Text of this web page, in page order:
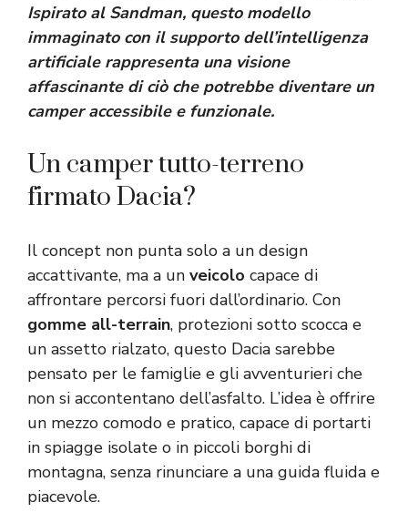
Ispirato al Sandman, questo modello
immaginato con il supporto dell’intelligenza
artificiale rappresenta una visione
affascinante di ciò che potrebbe diventare un
camperaccessibilee funzionale.
Un camper tutto-terreno
firmato Dacia?
Il concept non punta solo a un design
accattivante, ma a un veicolo capace di
affrontare percorsi fuori dall’ordinario. Con
gomme all-terrain, protezioni sotto scocca e
un assetto rialzato, questo Dacia sarebbe
pensato per le famiglie e gli avventurieri che
non si accontentano dell’asfalto. L’idea è offrire
un mezzo comodo e pratico, capace di portarti
in spiagge isolate o in piccoli borghi di
montagna, senza rinunciare a una guida fluida e
piacevole.